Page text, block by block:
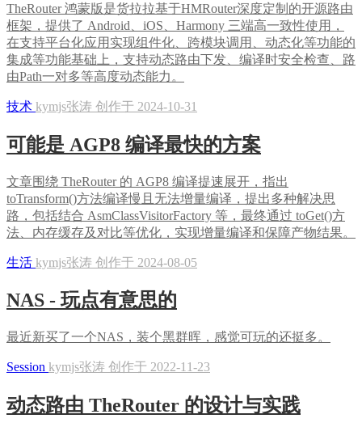
TheRouter 鸿蒙版是货拉拉基于HMRouter深度定制的开源路由
框架，提供了 Android、iOS、Harmony 三端高一致性使用，
在支持平台化应用实现组件化、跨模块调用、动态化等功能的
集成等功能基础上，支持动态路由下发、编译时安全检查、路
由Path一对多等高度动态能力。
技术 kymjs张涛 创作于 2024-10-31
可能是 AGP8 编译最快的方案
文章围绕 TheRouter 的 AGP8 编译提速展开，指出
toTransform()方法编译慢且无法增量编译，提出多种解决思
路，包括结合 AsmClassVisitorFactory 等，最终通过 toGet()方
法、内存缓存及对比等优化，实现增量编译和保障产物结果。
生活 kymjs张涛 创作于 2024-08-05
NAS - 玩点有意思的
最近新买了一个NAS，装个黑群晖，感觉可玩的还挺多。
Session kymjs张涛 创作于 2022-11-23
动态路由 TheRouter 的设计与实践